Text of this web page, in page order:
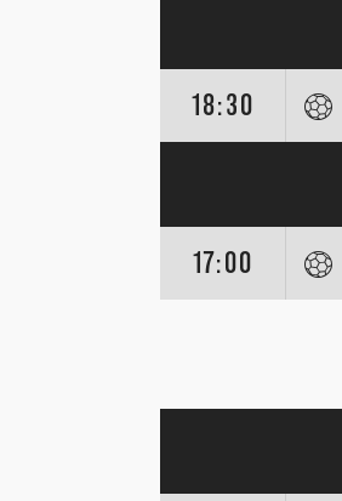
18:30
17:00